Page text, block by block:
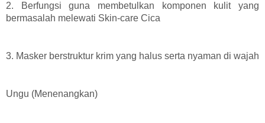
2. Berfungsi guna membetulkan komponen kulit yang
bermasalah melewati Skin-care Cica
3. Masker berstruktur krim yang halus serta nyaman di wajah
Ungu (Menenangkan)